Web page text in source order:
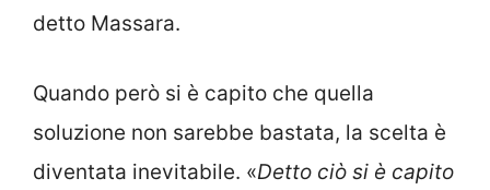
detto Massara.
Quando però si è capito che quella
soluzione non sarebbe bastata, la scelta è
diventata inevitabile. «Detto ciò si è capito